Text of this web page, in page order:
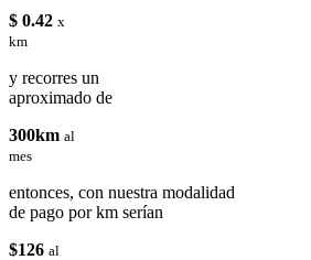
$ 0.42 x
km
y recorres un
aproximado de
300km al
mes
entonces, con nuestra modalidad
de pago por km serían
$126 al